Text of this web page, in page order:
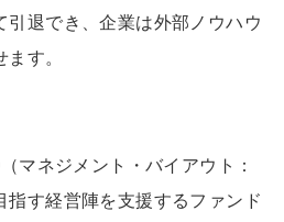
引退でき、企業は外部ノウハウ
す。
マネジメント・バイアウト：
指す経営陣を支援するファンド